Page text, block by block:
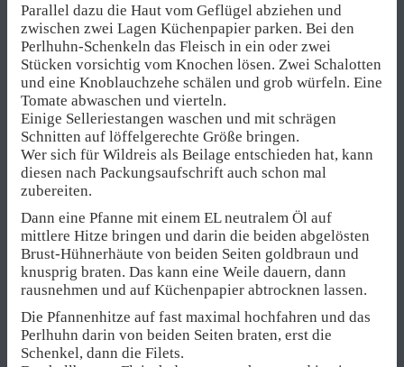
Parallel dazu die Haut vom Geflügel abziehen und
zwischen zwei Lagen Küchenpapier parken. Bei den
Perlhuhn-Schenkeln das Fleisch in ein oder zwei
Stücken vorsichtig vom Knochen lösen. Zwei Schalotten
und eine Knoblauchzehe schälen und grob würfeln. Eine
Tomate abwaschen und vierteln.
Einige Selleriestangen waschen und mit schrägen
Schnitten auf löffelgerechte Größe bringen.
Wer sich für Wildreis als Beilage entschieden hat, kann
diesen nach Packungsaufschrift auch schon mal
zubereiten.
Dann eine Pfanne mit einem EL neutralem Öl auf
mittlere Hitze bringen und darin die beiden abgelösten
Brust-Hühnerhäute von beiden Seiten goldbraun und
knusprig braten. Das kann eine Weile dauern, dann
rausnehmen und auf Küchenpapier abtrocknen lassen.
Die Pfannenhitze auf fast maximal hochfahren und das
Perlhuhn darin von beiden Seiten braten, erst die
Schenkel, dann die Filets.